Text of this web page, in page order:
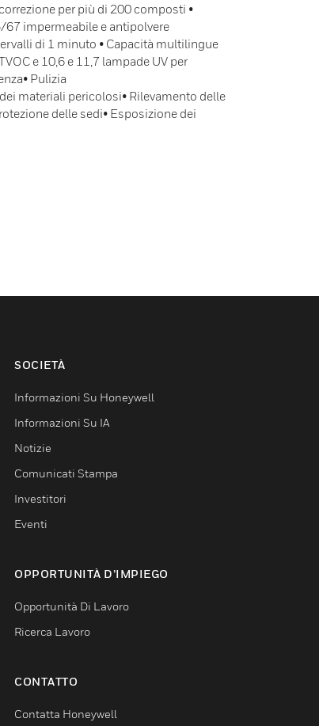
per più di 200 composti •
67 impermeabile e antipolvere
di 1 minuto • Capacità multilingue
e 10,6 e 11,7 lampade UV per
Pulizia
materiali pericolosi• Rilevamento delle
delle sedi• Esposizione dei
SOCIETÀ
Informazioni Su Honeywell
Informazioni Su IA
Notizie
Comunicati Stampa
Investitori
Eventi
OPPORTUNITÀ D’IMPIEGO
Opportunità Di Lavoro
Ricerca Lavoro
CONTATTO
Contatta Honeywell